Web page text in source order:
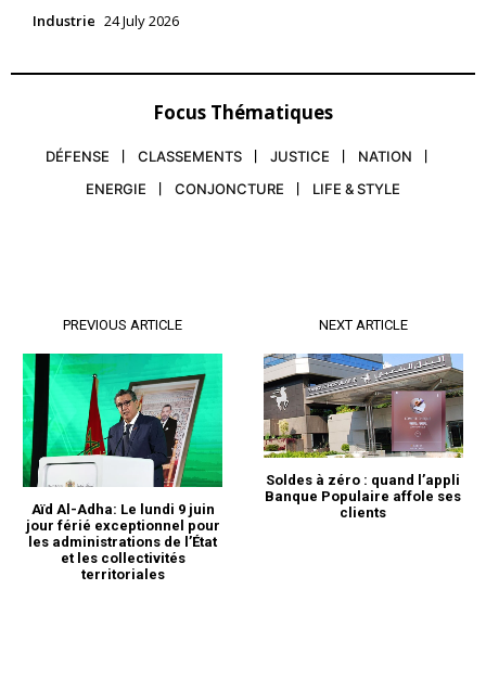
Industrie 24 July 2026
Focus Thématiques
DÉFENSE CLASSEMENTS JUSTICE
NATION
ENERGIE
CONJONCTURE LIFE & STYLE
PREVIOUS ARTICLE
Aïd Al-Adha: Le lundi 9 juin
jour férié exceptionnel pour
les administrations de l’État
et les collectivités
territoriales
NEXT ARTICLE
Soldes à zéro : quand l’appli
Banque Populaire affole ses
clients